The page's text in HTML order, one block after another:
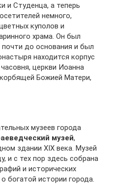
и Студенца, а теперь
немного,
куполов и
храма. Он был
почти до основания и был
находится корпус
церкви Иоанна
Божией Матери,
музеев города
музей,
здании XIX века. Музей
и с тех пор здесь собрана
и исторических
богатой истории города.